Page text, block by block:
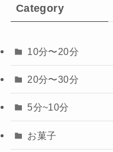
Category
10分〜20分
20分〜30分
5分~10分
お菓子